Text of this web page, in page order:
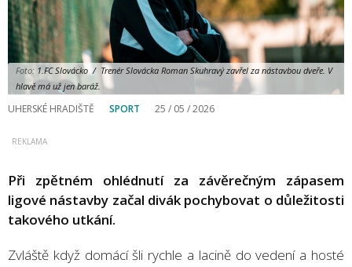
Foto: 1.FC Slovácko / Trenér Slovácka Roman Skuhravý zavřel za nástavbou dveře. V
hlavě má už jen baráž.
UHERSKÉ HRADIŠTĚ SPORT 25 / 05 / 2026
Při zpětném ohlédnutí za závěrečným zápasem
ligové nástavby začal divák pochybovat o důležitosti
takového utkání.
Zvláště když domácí šli rychle a lacině do vedení a hosté